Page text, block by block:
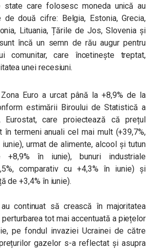
care folosesc moneda unică au
două cifre: Belgia, Estonia, Grecia,
Lituania, Țările de Jos, Slovenia și
încă un semn de rău augur pentru
comunitar, care încetinește treptat,
unei recesiuni.
Euro a urcat până la +8,9% de la
estimării Biroului de Statistică a
Eurostat, care proiectează că prețul
în termeni anuali cel mai mult (+39,7%,
urmat de alimente, alcool și tutun
+8,9% în iunie), bunuri industriale
comparativ cu +4,3% în iunie) și
de +3,4% în iunie).
continuat să crească în majoritatea
tot mai accentuată a piețelor
pe fondul invaziei Ucrainei de către
gazelor s-a reflectat și asupra